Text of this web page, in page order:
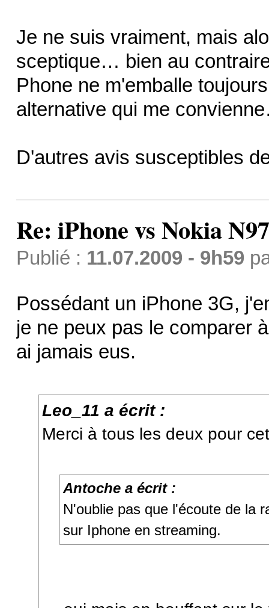
Je ne suis vraiment, mais
sceptique… bien au
Phone ne m'emballe
alternative qui me
D'autres avis susceptibles
Re: iPhone vs Nokia N97
Publié : 11.07.2009 - 9h59
Possédant un iPhone 3G,
je ne peux pas le comparer
ai jamais eus.
Leo_11 a écrit :
Merci à tous les deux pour
Antoche a écrit :
N'oublie pas que l'écoute de la
sur Iphone en streaming.